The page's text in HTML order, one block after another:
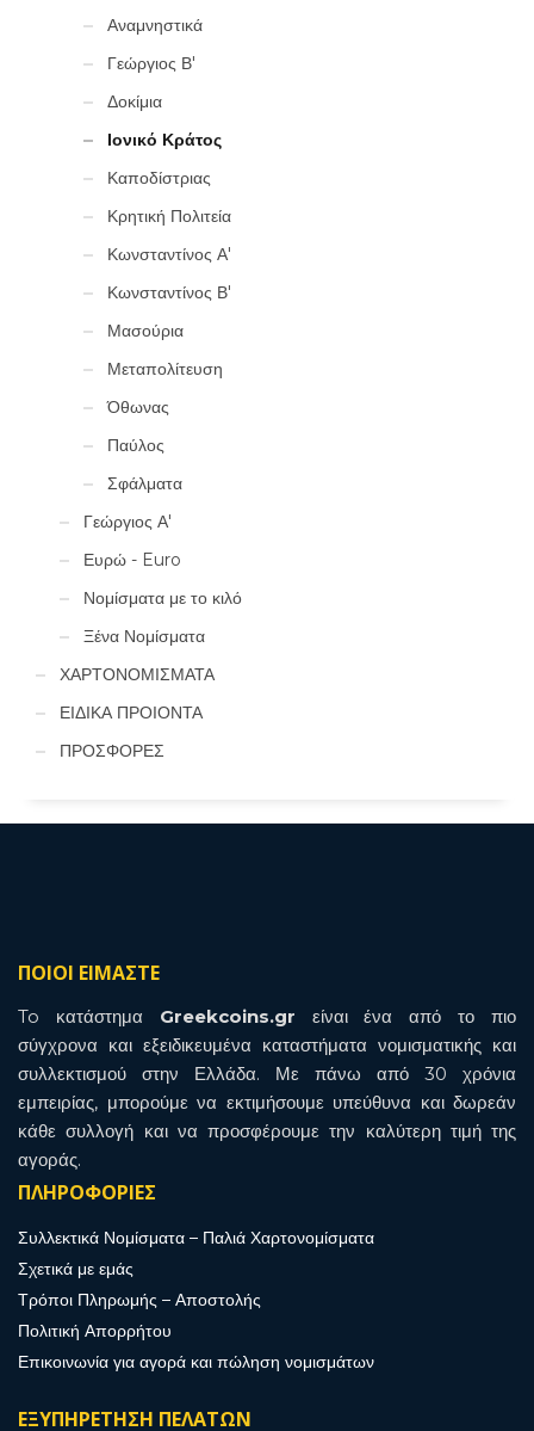
Αναμνηστικά
Γεώργιος Β'
Δοκίμια
Ιονικό Κράτος
Καποδίστριας
Κρητική Πολιτεία
Κωνσταντίνος Α'
Κωνσταντίνος Β'
Μασούρια
Μεταπολίτευση
Όθωνας
Παύλος
Σφάλματα
Γεώργιος Α'
Ευρώ - Euro
Νομίσματα με το κιλό
Ξένα Νομίσματα
ΧΑΡΤΟΝΟΜΙΣΜΑΤΑ
ΕΙΔΙΚΑ ΠΡΟΙΟΝΤΑ
ΠΡΟΣΦΟΡΕΣ
ΠΟΙΟΙ ΕΙΜΑΣΤΕ
To κατάστημα Greekcoins.gr είναι ένα από το πιο
σύγχρονα και εξειδικευμένα καταστήματα νομισματικής και
συλλεκτισμού στην Ελλάδα. Με πάνω από 30 χρόνια
εμπειρίας, μπορούμε να εκτιμήσουμε υπεύθυνα και δωρεάν
κάθε συλλογή και να προσφέρουμε την καλύτερη τιμή της
αγοράς.
ΠΛΗΡΟΦΟΡΙΕΣ
Συλλεκτικά Νομίσματα – Παλιά Χαρτονομίσματα
Σχετικά με εμάς
Τρόποι Πληρωμής – Αποστολής
Πολιτική Απορρήτου
Επικοινωνία για αγορά και πώληση νομισμάτων
ΕΞΥΠΗΡΕΤΗΣΗ ΠΕΛΑΤΩΝ